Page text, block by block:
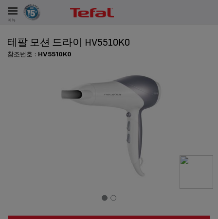
메뉴
테팔 모션 드라이 HV5510K0
참조번호 : HV5510K0